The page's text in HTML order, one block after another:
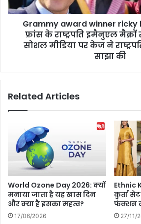
र
री
खौ
,
'
मो
ह
रे
w
a
n
r
j
:
रि
के
Grammy award winner ricky
फ्रांस के राष्ट्रपति इमैनुएल
सोशल मीडिया पर केज ने
साझा की
Related Articles
World Ozone Day 2026: क्यों
मनाया जाता है यह खास दिन
और क्या है इसका महत्व?
17/06/2026
Ethnic
कुर्ता
फंक्शन
27/11/